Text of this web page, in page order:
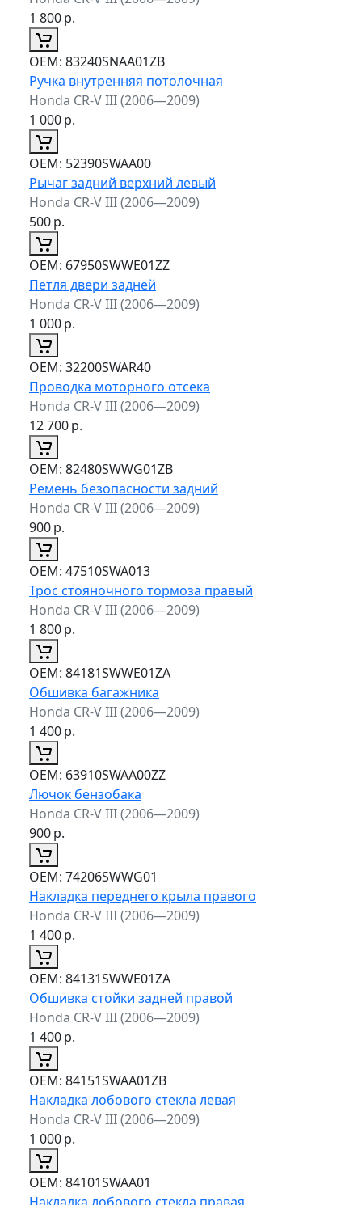
1 800р.
ОЕМ: 83240SNAA01ZB
Ручка внутренняя потолочная
Honda CR-V III (2006—2009)
1 000р.
ОЕМ: 52390SWAA00
Рычаг задний верхний левый
Honda CR-V III (2006—2009)
500р.
ОЕМ: 67950SWWE01ZZ
Петля двери задней
Honda CR-V III (2006—2009)
1 000р.
ОЕМ: 32200SWAR40
Проводка моторного отсека
Honda CR-V III (2006—2009)
12 700р.
ОЕМ: 82480SWWG01ZB
Ремень безопасности задний
Honda CR-V III (2006—2009)
900р.
ОЕМ: 47510SWA013
Трос стояночного тормоза правый
Honda CR-V III (2006—2009)
1 800р.
ОЕМ: 84181SWWE01ZA
Обшивка багажника
Honda CR-V III (2006—2009)
1 400р.
ОЕМ: 63910SWAA00ZZ
Лючок бензобака
Honda CR-V III (2006—2009)
900р.
ОЕМ: 74206SWWG01
Накладка переднего крыла правого
Honda CR-V III (2006—2009)
1 400р.
ОЕМ: 84131SWWE01ZA
Обшивка стойки задней правой
Honda CR-V III (2006—2009)
1 400р.
ОЕМ: 84151SWAA01ZB
Накладка лобового стекла левая
Honda CR-V III (2006—2009)
1 000р.
ОЕМ: 84101SWAA01